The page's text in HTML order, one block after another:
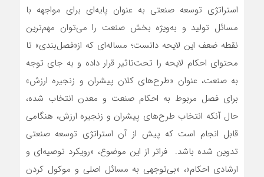
استراتژی توسعه صنعتی به عنوان پایه‌‌‌ای برای مواجهه با
مسائل تولید و به‌ویژه بخش صنعت را می‌‌‌توان مهم‌ترین
نقطه ضعف این لایحه دانست؛ مساله‌ای که از«فصل‌‌‌بندی» تا
محتوای احکام لایحه را تحت‌تاثیر قرار داده و به جای توجه
به صنعت، عنوان «طرح‌‌‌های کلان پیشران و زنجیره ارزش»
برای فصل مربوط به احکام صنعت و معدن انتخاب شده،
حال آنکه انتخاب طرح‌‌‌های پیشران و زنجیره ارزش، هنگامی
قابل انجام است که پیش از آن استراتژی توسعه صنعتی
تدوین شده باشد. فراتر از این موضوع، «رویکرد توصیه‎‌‌‌ای و
ارشادی احکام»، «بی‌توجهی به مسائل اصلی و موکول کردن